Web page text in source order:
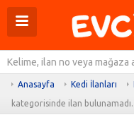
Menüyü
Anasayfa Kedi İlanları
kategorisinde ilan bulunamadı.